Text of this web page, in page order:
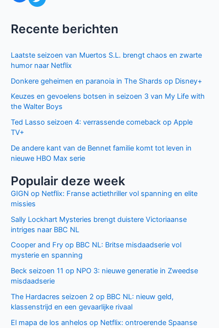
vanaf
Recente berichten
Laatste seizoen van Muertos S.L. brengt chaos en zwarte
humor naar Netflix
Donkere geheimen en paranoia in The Shards op Disney+
Keuzes en gevoelens botsen in seizoen 3 van My Life with
the Walter Boys
Ted Lasso seizoen 4: verrassende comeback op Apple
TV+
De andere kant van de Bennet familie komt tot leven in
nieuwe HBO Max serie
Populair deze week
GIGN op Netflix: Franse actiethriller vol spanning en elite
missies
Sally Lockhart Mysteries brengt duistere Victoriaanse
intriges naar BBC NL
Cooper and Fry op BBC NL: Britse misdaadserie vol
mysterie en spanning
Beck seizoen 11 op NPO 3: nieuwe generatie in Zweedse
misdaadserie
The Hardacres seizoen 2 op BBC NL: nieuw geld,
klassenstrijd en een gevaarlijke rivaal
El mapa de los anhelos op Netflix: ontroerende Spaanse